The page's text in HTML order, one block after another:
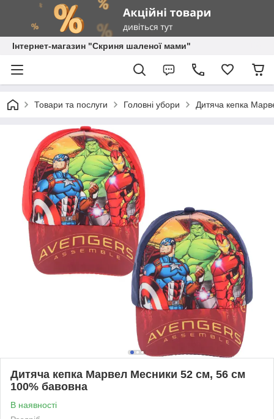
Інтернет-магазин "Скриня шаленої мами"
Товари та послуги Головні убори Дитяча кепка
Дитяча кепка Марвел Месники 52 см, 56 см
100% бавовна
В наявності